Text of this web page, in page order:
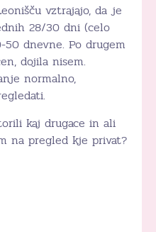
vztrajajo, da je
28/30 dni (celo
dnevne. Po drugem
dojila nisem.
normalno,
kaj drugace in ali
na pregled kje privat?